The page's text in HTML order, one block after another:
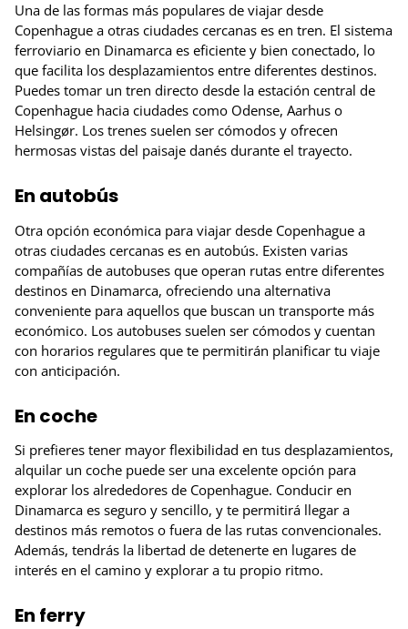
Una de las formas más populares de viajar desde
Copenhague a otras ciudades cercanas es en tren. El sistema
ferroviario en Dinamarca es eficiente y bien conectado, lo
que facilita los desplazamientos entre diferentes destinos.
Puedes tomar un tren directo desde la estación central de
Copenhague hacia ciudades como Odense, Aarhus o
Helsingør. Los trenes suelen ser cómodos y ofrecen
hermosas vistas del paisaje danés durante el trayecto.
En autobús
Otra opción económica para viajar desde Copenhague a
otras ciudades cercanas es en autobús. Existen varias
compañías de autobuses que operan rutas entre diferentes
destinos en Dinamarca, ofreciendo una alternativa
conveniente para aquellos que buscan un transporte más
económico. Los autobuses suelen ser cómodos y cuentan
con horarios regulares que te permitirán planificar tu viaje
con anticipación.
En coche
Si prefieres tener mayor flexibilidad en tus desplazamientos,
alquilar un coche puede ser una excelente opción para
explorar los alrededores de Copenhague. Conducir en
Dinamarca es seguro y sencillo, y te permitirá llegar a
destinos más remotos o fuera de las rutas convencionales.
Además, tendrás la libertad de detenerte en lugares de
interés en el camino y explorar a tu propio ritmo.
En ferry